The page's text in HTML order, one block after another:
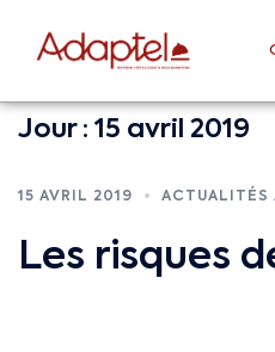
Jour : 15 avril 2019
15 AVRIL 2019 ACTUALITÉS
Les risques